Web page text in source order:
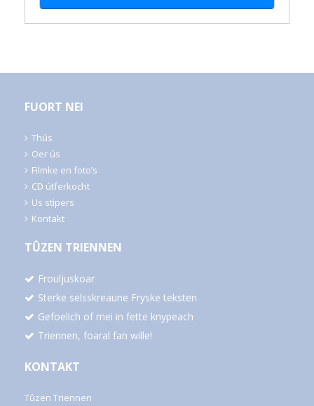
FUORT NEI
Thús
Oer ús
Filmke en foto’s
CD útferkocht
Us stipers
Kontakt
TÛZEN TRIENNEN
Frouljuskoar
Sterke selsskreaune Fryske teksten
Gefoelich of mei in fette knypeach
Triennen, foaral fan wille!
KONTAKT
Tûzen Triennen